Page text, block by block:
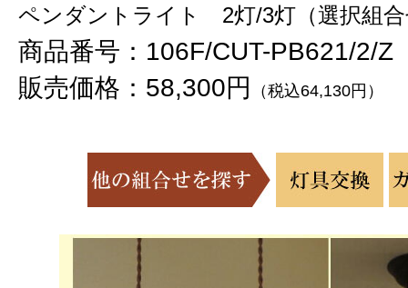
ペンダントライト 2灯/3灯（選択組
商品番号：106F/CUT-PB621/2/Z
販売価格：58,300円
（税込64,130円）